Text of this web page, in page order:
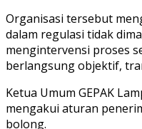
Organisasi tersebut
dalam regulasi tidak
mengintervensi proses
berlangsung objektif,
Ketua Umum GEPAK
mengakui aturan
bolong.